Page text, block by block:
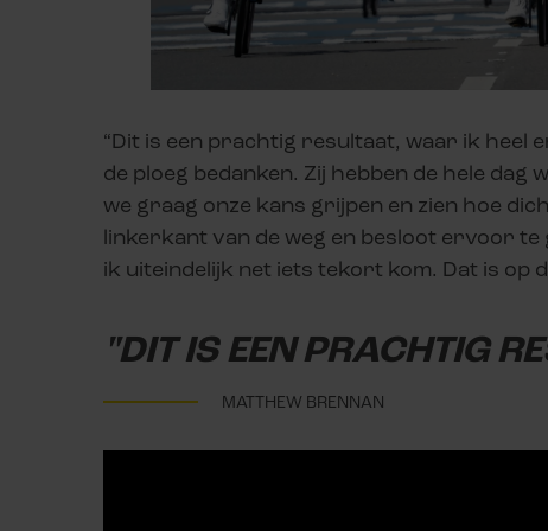
“Dit is een prachtig resultaat, waar ik heel
de ploeg bedanken. Zij hebben de hele
we graag onze kans grijpen en zien hoe
linkerkant van de weg en besloot ervoor
ik uiteindelijk net iets tekort kom. Dat is op
"DIT IS EEN PRACHTIG
MATTHEW BRENNAN